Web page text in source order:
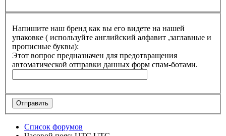
Напишите наш бренд как вы его видете на нашей
упаковке ( используйте английский алфавит ,заглавные и
прописные буквы):
Этот вопрос предназначен для предотвращения
автоматической отправки данных форм спам-ботами.
Список форумов